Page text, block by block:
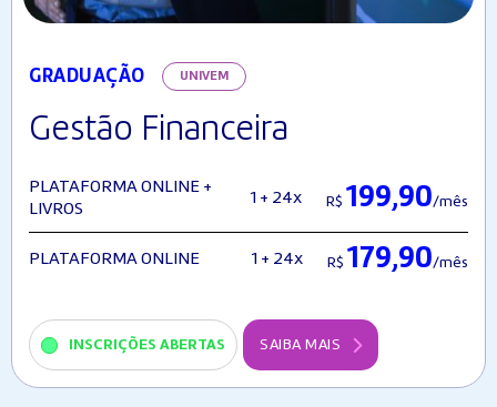
GRADUAÇÃO UNIVEM
Gestão Financeira
PLATAFORMA ONLINE +
LIVROS
1 + 24x R$ 199,90/mês
PLATAFORMA ONLINE 1 + 24x R$ 179,90/mês
INSCRIÇÕES ABERTAS SAIBA MAIS